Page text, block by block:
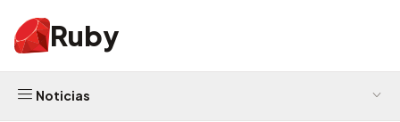
Ruby
Noticias